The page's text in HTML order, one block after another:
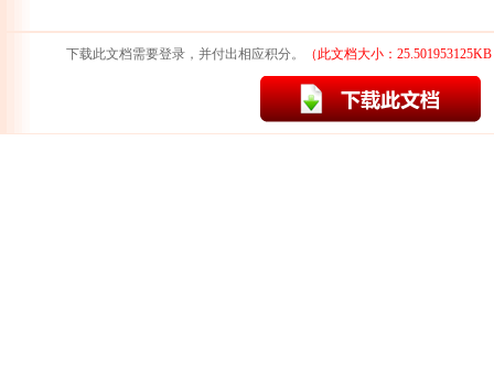
下载此文档需要登录，并付出相应积分。 （此文档大小：